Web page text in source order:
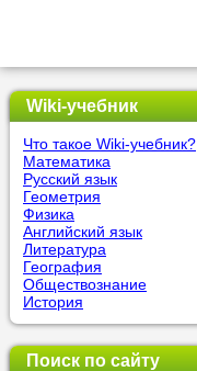
Wiki-учебник
Что такое Wiki-учебник?
Математика
Русский язык
Геометрия
Физика
Английский язык
Литература
География
Обществознание
История
Поиск по сайту